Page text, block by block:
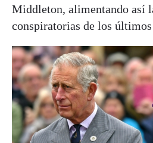
Middleton, alimentando así
conspiratorias de los